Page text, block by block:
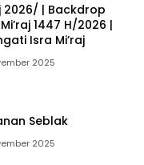
2026/ | Backdrop
1447 H/2026 |
Isra Mi’raj
2025
Seblak
2025